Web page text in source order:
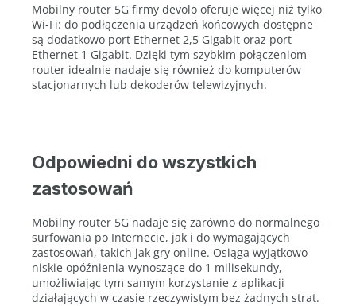
Mobilny router 5G firmy devolo oferuje więcej niż tylko
Wi-Fi: do podłączenia urządzeń końcowych dostępne
są dodatkowo port Ethernet 2,5 Gigabit oraz port
Ethernet 1 Gigabit. Dzięki tym szybkim połączeniom
router idealnie nadaje się również do komputerów
stacjonarnych lub dekoderów telewizyjnych.
Odpowiedni do wszystkich
zastosowań
Mobilny router 5G nadaje się zarówno do normalnego
surfowania po Internecie, jak i do wymagających
zastosowań, takich jak gry online. Osiąga wyjątkowo
niskie opóźnienia wynoszące do 1 milisekundy,
umożliwiając tym samym korzystanie z aplikacji
działających w czasie rzeczywistym bez żadnych strat.